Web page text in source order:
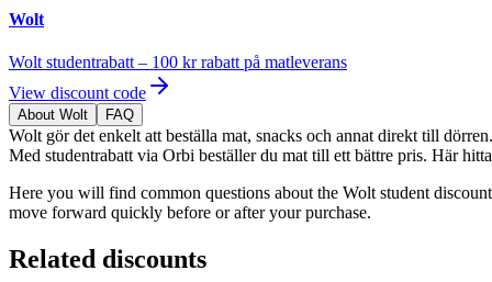
Wolt
Wolt studentrabatt – 100 kr rabatt på matleverans
View discount code
About Wolt FAQ
Wolt gör det enkelt att beställa mat, snacks och annat direkt till
Med studentrabatt via Orbi beställer du mat till ett bättre pris. Här
Here you will find common questions about the Wolt student
move forward quickly before or after your purchase.
Related discounts